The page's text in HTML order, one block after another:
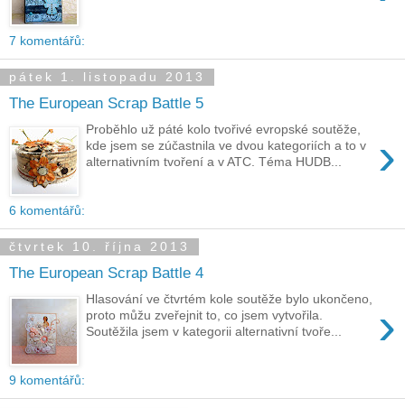
7 komentářů:
pátek 1. listopadu 2013
The European Scrap Battle 5
›
Proběhlo už páté kolo tvořivé evropské soutěže,
kde jsem se zúčastnila ve dvou kategoriích a to v
alternativním tvoření a v ATC. Téma HUDB...
6 komentářů:
čtvrtek 10. října 2013
The European Scrap Battle 4
›
Hlasování ve čtvrtém kole soutěže bylo ukončeno,
proto můžu zveřejnit to, co jsem vytvořila.
Soutěžila jsem v kategorii alternativní tvoře...
9 komentářů: